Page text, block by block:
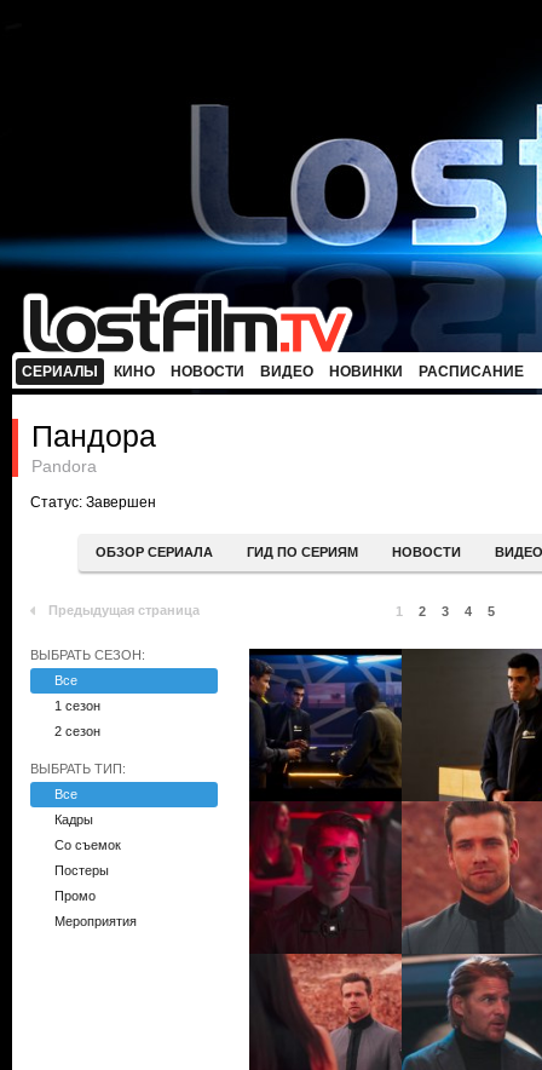
СЕРИАЛЫ КИНО НОВОСТИ ВИДЕО НОВИНКИ РАСПИСАНИЕ
Пандора
Pandora
Статус: Завершен
ОБЗОР СЕРИАЛА ГИД ПО СЕРИЯМ НОВОСТИ ВИДЕО
Предыдущая страница 1 2 3 4 5
ВЫБРАТЬ СЕЗОН:
Все
1 сезон
2 сезон
ВЫБРАТЬ ТИП:
Все
Кадры
Со съемок
Постеры
Промо
Мероприятия